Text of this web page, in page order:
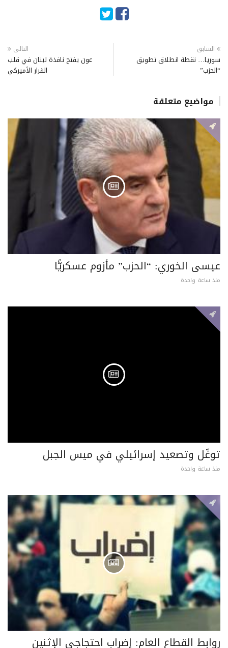
السابق
سوريا… نقطة انطلاق تطويق
“الحزب”
التالى
عون يفتح نافذة لبنان في قلب
القرار الأميركي
مواضيع متعلقة
عيسى الخوري: “الحزب” مأزوم عسكريًّا
منذ ساعة واحدة
توغّل وتصعيد إسرائيلي في ميس الجبل
منذ ساعة واحدة
روابط القطاع العام: إضراب احتجاجي الإثنين